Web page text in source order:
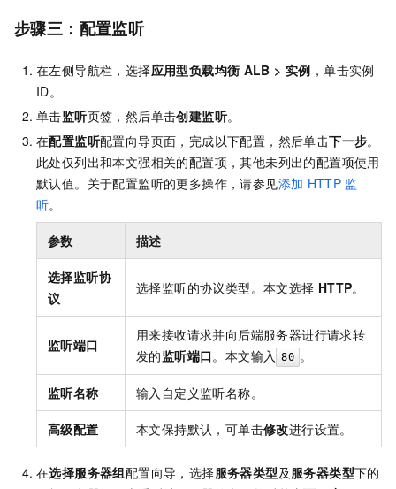
步骤三：配置监听
在左侧导航栏，选择应用型负载均衡 ALB >实例 ，单击实例
ID。
单击监听页签，然后单击创建监听。
在配置监听配置向导页面，完成以下配置，然后单击下一步。
此处仅列出和本文强相关的配置项，其他未列出的配置项使用
默认值。关于配置监听的更多操作，请参见添加 HTTP 监
听。
参数 描述
选择监听协
议
选择监听的协议类型。本文选择 HTTP。
监听端口
用来接收请求并向后端服务器进行请求转
发的监听端口。本文输入 80 。
监听名称 输入自定义监听名称。
高级配置 本文保持默认，可单击修改进行设置。
在选择服务器组配置向导，选择服务器类型及服务器类型下的